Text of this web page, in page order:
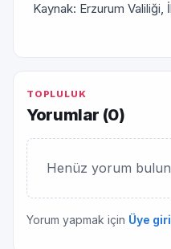
Kaynak: Erzurum Valiliği,
TOPLULUK
Yorumlar (0)
Henüz yorum
Yorum yapmak için Üye